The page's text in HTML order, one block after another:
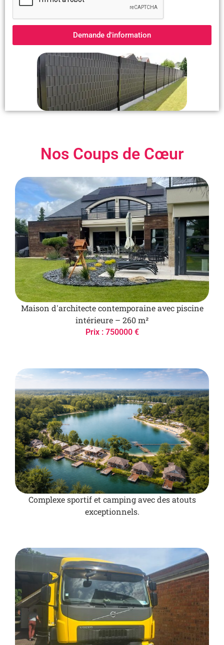
Demande d'information
Nos Coups de Cœur
Maison d'architecte contemporaine avec piscine
intérieure – 260 m²
Prix : 750000 €
Complexe sportif et camping avec des atouts
exceptionnels.